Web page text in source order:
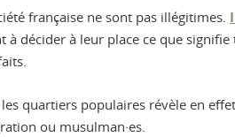
française ne sont pas illégitimes.
à décider à leur place ce que
quartiers populaires révèle en
ou musulman·es.